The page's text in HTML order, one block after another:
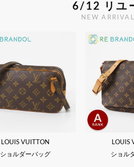
6/12 リユ
NEW
LOUIS VUITTON
ショルダーバッグ
LOUIS
ショル